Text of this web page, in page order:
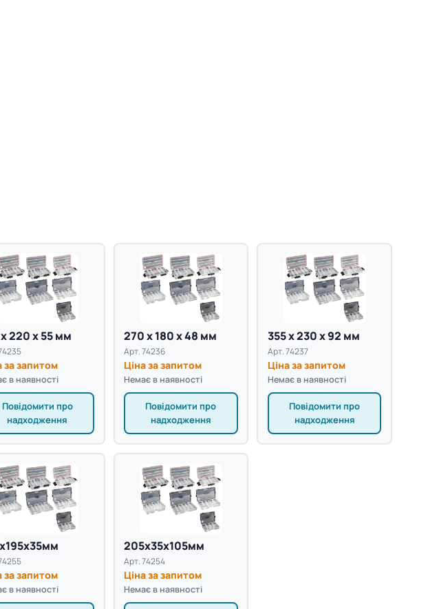
220 х 55 мм
за запитом
в наявності
Повідомити про
надходження
270 х 180 х 48 мм
Арт. 74236
Ціна за запитом
Немає в наявності
Повідомити про
надходження
355 х 230 х 92 мм
Арт. 74237
Ціна за запитом
Немає в наявності
Повідомити про
надходження
за запитом
в наявності
205x35x105мм
Арт. 74254
Ціна за запитом
Немає в наявності